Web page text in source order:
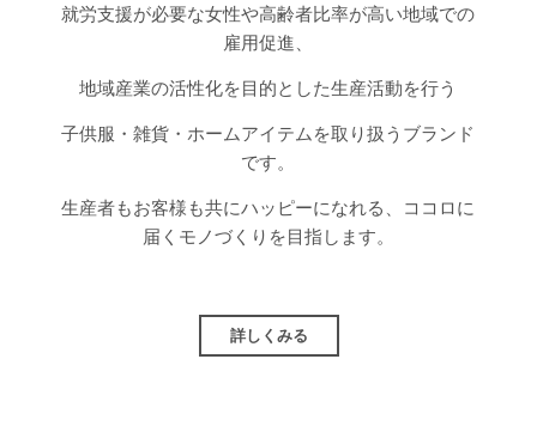
就労支援が必要な女性や高齢者比率が高い地域での
雇用促進、
地域産業の活性化を目的とした生産活動を行う
子供服・雑貨・ホームアイテムを取り扱うブランド
です。
生産者もお客様も共にハッピーになれる、ココロに
届くモノづくりを目指します。
詳しくみる